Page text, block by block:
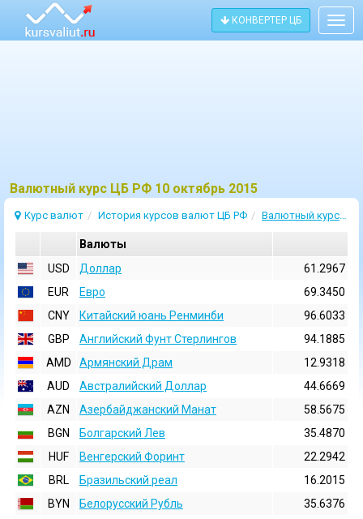
КОНВЕРТЕР ЦБ
Bалютный курс ЦБ РФ 10 октябрь 2015
Курс валют История курсов валют ЦБ РФ Валютный курс 10 Октябрь 2015
Валюты
USD
Доллар
61.2967
EUR
Евро
69.3450
CNY
Китайский юань Ренминби
96.6033
GBP
Английский Фунт Стерлингов
94.1885
AMD
Армянский Драм
12.9318
AUD
Австралийский Доллар
44.6669
AZN
Азербайджанский Манат
58.5675
BGN
Болгарский Лев
35.4870
HUF
Венгерский Форинт
22.2942
BRL
Бразильский реал
16.2015
BYN
Белорусский Рубль
35.6376